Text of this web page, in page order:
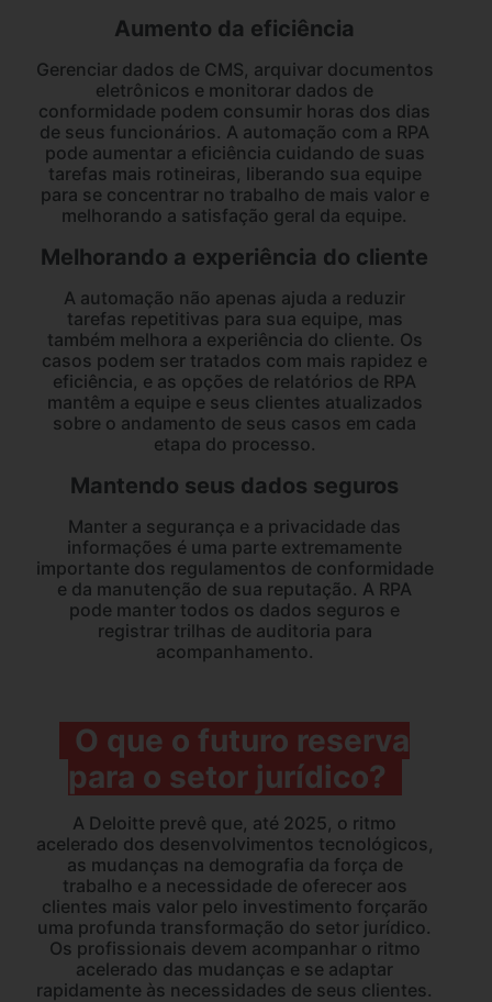
Aumento da eficiência
Gerenciar dados de CMS, arquivar documentos
eletrônicos e monitorar dados de
conformidade podem consumir horas dos dias
de seus funcionários. A automação com a RPA
pode aumentar a eficiência cuidando de suas
tarefas mais rotineiras, liberando sua equipe
para se concentrar no trabalho de mais valor e
melhorando a satisfação geral da equipe.
Melhorando a experiência do cliente
A automação não apenas ajuda a reduzir
tarefas repetitivas para sua equipe, mas
também melhora a experiência do cliente. Os
casos podem ser tratados com mais rapidez e
eficiência, e as opções de relatórios de RPA
mantêm a equipe e seus clientes atualizados
sobre o andamento de seus casos em cada
etapa do processo.
Mantendo seus dados seguros
Manter a segurança e a privacidade das
informações é uma parte extremamente
importante dos regulamentos de conformidade
e da manutenção de sua reputação. A RPA
pode manter todos os dados seguros e
registrar trilhas de auditoria para
acompanhamento.
O que o futuro reserva
para o setor jurídico?
A Deloitte prevê que, até 2025, o ritmo
acelerado dos desenvolvimentos tecnológicos,
as mudanças na demografia da força de
trabalho e a necessidade de oferecer aos
clientes mais valor pelo investimento forçarão
uma profunda transformação do setor jurídico.
Os profissionais devem acompanhar o ritmo
acelerado das mudanças e se adaptar
rapidamente às necessidades de seus clientes.